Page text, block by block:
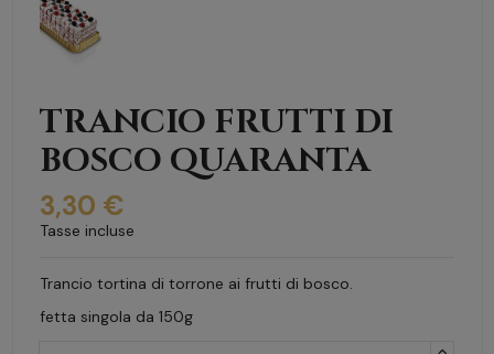
TRANCIO FRUTTI DI
BOSCO QUARANTA
3,30 €
Tasse incluse
Trancio tortina di torrone ai frutti di bosco.
fetta singola da 150g